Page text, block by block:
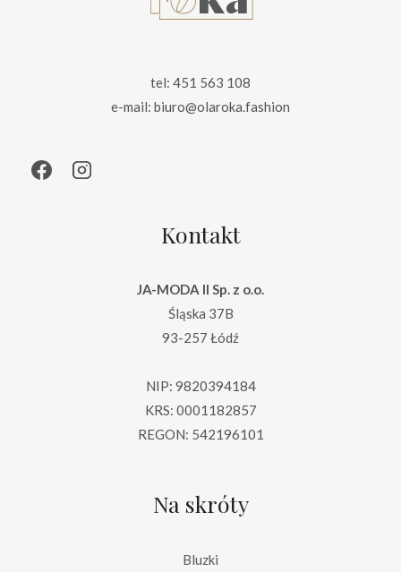
tel: 451 563 108
e-mail: biuro@olaroka.fashion
Kontakt
JA-MODA II Sp. z o.o.
Śląska 37B
93-257 Łódź
NIP: 9820394184
KRS: 0001182857
REGON: 542196101
Na skróty
Bluzki